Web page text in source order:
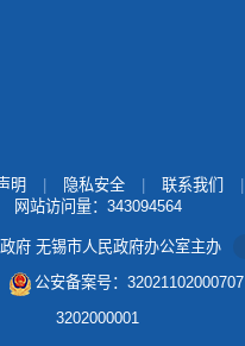
明 隐私安全 联系我们
网站访问量： 343094564
府 无锡市人民政府办公室主办
公安备案号：32021102000707
3202000001